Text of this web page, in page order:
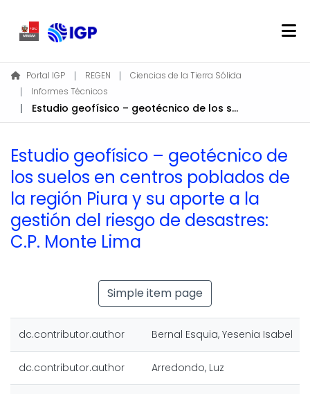
Home
About REGEN
Communities & Collections
Statistics
Log In
Portal IGP REGEN
Ciencias de la Tierra Sólida
Informes Técnicos
Estudio geofísico – geotécnico de los suelos en centros poblados de la región Piura y su aporte a la gestión del riesgo de desastres: C.P. Monte Lima
Estudio geofísico – geotécnico de
los suelos en centros poblados de
la región Piura y su aporte a la
gestión del riesgo de desastres:
C.P. Monte Lima
Simple item page
dc.contributor.author Bernal Esquia, Yesenia Isabel
dc.contributor.author Arredondo, Luz